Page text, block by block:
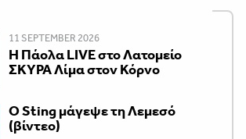
11 SEPTEMBER 2026
Η Πάολα LIVE στο Λατομείο
ΣΚΥΡΑ Λίμα στον Κόρνο
Ο Sting μάγεψε τη Λεμεσό
(βίντεο)